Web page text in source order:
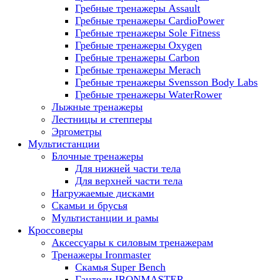
Гребные тренажеры Assault
Гребные тренажеры CardioPower
Гребные тренажеры Sole Fitness
Гребные тренажеры Oxygen
Гребные тренажеры Carbon
Гребные тренажеры Merach
Гребные тренажеры Svensson Body Labs
Гребные тренажеры WaterRower
Лыжные тренажеры
Лестницы и степперы
Эргометры
Мультистанции
Блочные тренажеры
Для нижней части тела
Для верхней части тела
Нагружаемые дисками
Скамьи и брусья
Мультистанции и рамы
Кроссоверы
Аксессуары к силовым тренажерам
Тренажеры Ironmaster
Скамья Super Bench